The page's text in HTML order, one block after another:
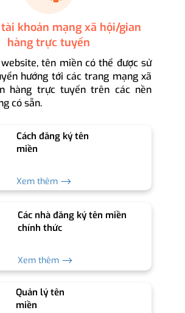
tài khoản mạng xã hội/gian
hàng trực tuyến
tên miền có thể được sử
hướng tới các trang mạng xã
hàng trực tuyến trên các nền
có sẵn.
Cách đăng ký tên
miền
Xem thêm ⟶
Các nhà đăng ký tên miền
chính thức
Xem thêm ⟶
Quản lý tên
miền